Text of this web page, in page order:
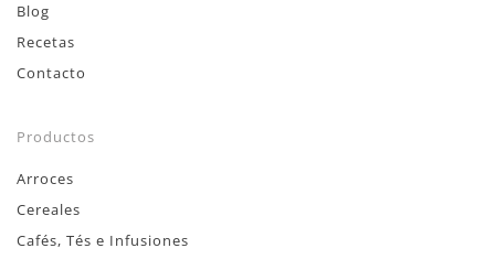
Blog
Recetas
Contacto
Productos
Arroces
Cereales
Cafés, Tés e Infusiones